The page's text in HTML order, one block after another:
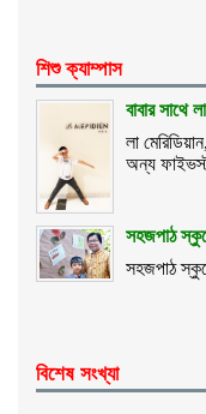
শিশু ক্যাম্পাস
বাবার সাথে
লা
অন্য
সহজপাঠ
সহজপাঠ
বিশেষ সংখ্যা